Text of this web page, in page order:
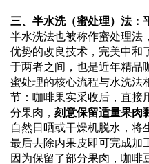
三、半水洗（蜜处理）法：
半水洗法也被称作蜜处理法
优势的改良技术，完美中和
于两者之间，也是近年精品
蜜处理的核心流程与水洗法
节：咖啡果实采收后，直接
分果肉， 刻意保留适量果肉
自然日晒或干燥机脱水，将
最后去除内果皮即可完成加
因为保留了部分果肉，咖啡